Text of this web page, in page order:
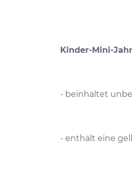
Kinder-Mini-
- beinhaltet
- enthält eine